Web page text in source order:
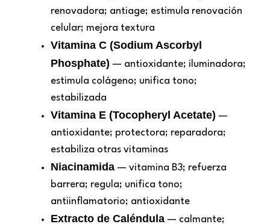
renovadora; antiage; estimula renovación
celular; mejora textura
Vitamina C (Sodium Ascorbyl
Phosphate) — antioxidante; iluminadora;
estimula colágeno; unifica tono;
estabilizada
Vitamina E (Tocopheryl Acetate) —
antioxidante; protectora; reparadora;
estabiliza otras vitaminas
Niacinamida — vitamina B3; refuerza
barrera; regula; unifica tono;
antiinflamatorio; antioxidante
Extracto de Caléndula — calmante;